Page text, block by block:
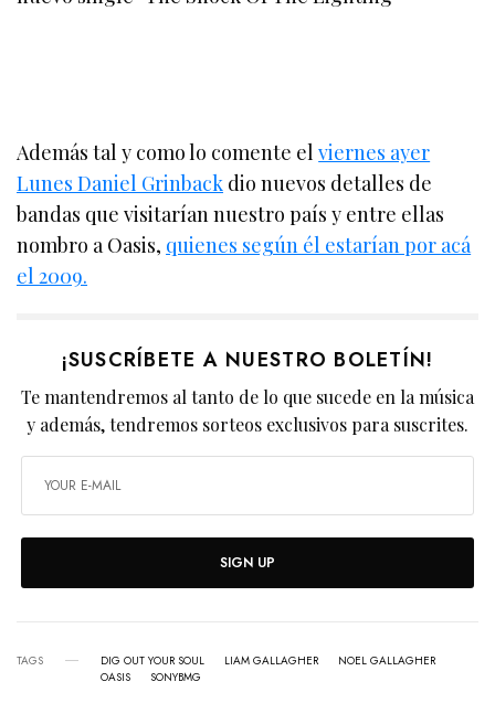
Además tal y como lo comente elviernes ayer
Lunes Daniel Grinback dio nuevos detalles de
bandas que visitarían nuestro país y entre ellas
nombro a Oasis, quienes según él estarían por acá
el 2009.
¡SUSCRÍBETE A NUESTRO BOLETÍN!
Te mantendremos al tanto de lo que sucede en la música
y además, tendremos sorteos exclusivos para suscrites.
SIGN UP
TAGS DIG OUT YOUR SOUL LIAM GALLAGHER
NOEL GALLAGHER
OASIS
SONYBMG